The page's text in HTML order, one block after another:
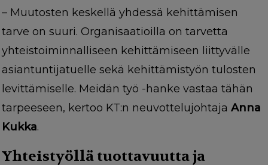
– Muutosten keskellä yhdessä kehittämisen
tarve on suuri. Organisaatioilla on tarvetta
yhteistoiminnalliseen kehittämiseen liittyvälle
asiantuntijatuelle sekä kehittämistyön tulosten
levittämiselle. Meidän työ -hanke vastaa tähän
tarpeeseen, kertoo KT:n neuvottelujohtaja Anna
Kukka.
Yhteistyöllä tuottavuutta ja